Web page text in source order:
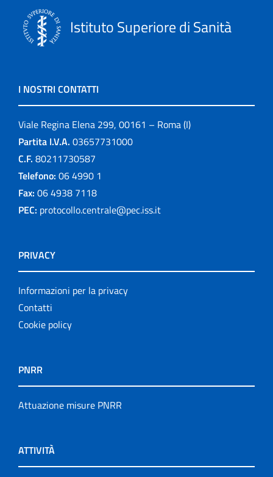
Istituto Superiore di Sanità
I NOSTRI CONTATTI
Viale Regina Elena 299, 00161 – Roma (I)
Partita I.V.A. 03657731000
C.F. 80211730587
Telefono: 06 4990 1
Fax: 06 4938 7118
PEC: protocollo.centrale@pec.iss.it
PRIVACY
Informazioni per la privacy
Contatti
Cookie policy
PNRR
Attuazione misure PNRR
ATTIVITÀ